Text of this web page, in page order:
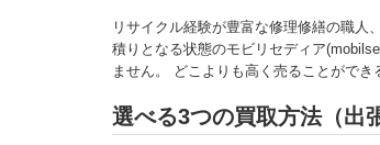
リサイクル経験が豊富な修理修繕の職
積りとなる状態のモビリセディア
ません。 どこよりも高く売ることがで
選べる3つの買取方法（出